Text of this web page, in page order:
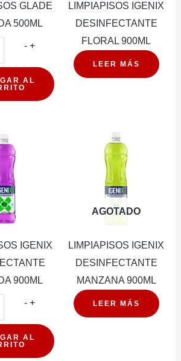
GLADE
500ML
- LIMPIAPISOS
LAVANDA
500ML
+
AL
LIMPIAPISOS IGENIX
DESINFECTANTE
FLORAL 900ML
LEER MÁS
IGENIX
900ML
- LIMPIAPISOS
DESINFECTANTE
LAVANDA
+
AL
AGOTADO
LIMPIAPISOS IGENIX
DESINFECTANTE
MANZANA 900ML
LEER MÁS